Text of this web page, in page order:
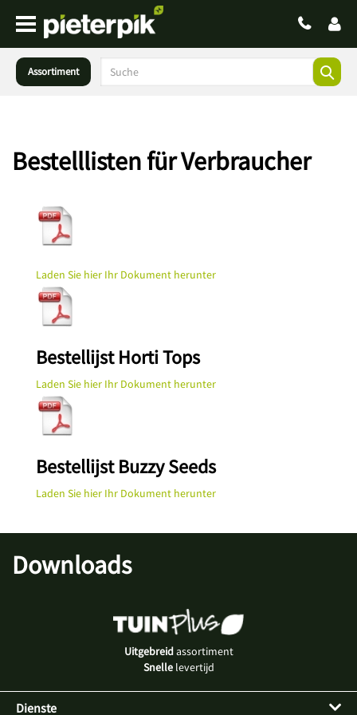
Assortiment
Bestelllisten für Verbraucher
Laden Sie hier Ihr Dokument herunter
Bestellijst Horti Tops
Laden Sie hier Ihr Dokument herunter
Bestellijst Buzzy Seeds
Laden Sie hier Ihr Dokument herunter
Downloads
Uitgebreidassortiment
Snellelevertijd
Dienste